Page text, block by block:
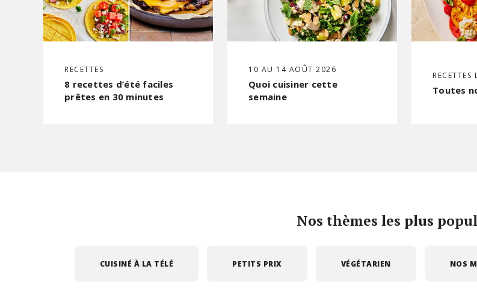
RECETTES
8 recettes d’été faciles
prêtes en 30 minutes
10 AU 14 AOÛT 2026
Quoi cuisiner cette
semaine
RECETTES
Toutes
Nos thèmes les plus
CUISINÉ À LA TÉLÉ PETITS PRIX VÉGÉTARIEN NOS